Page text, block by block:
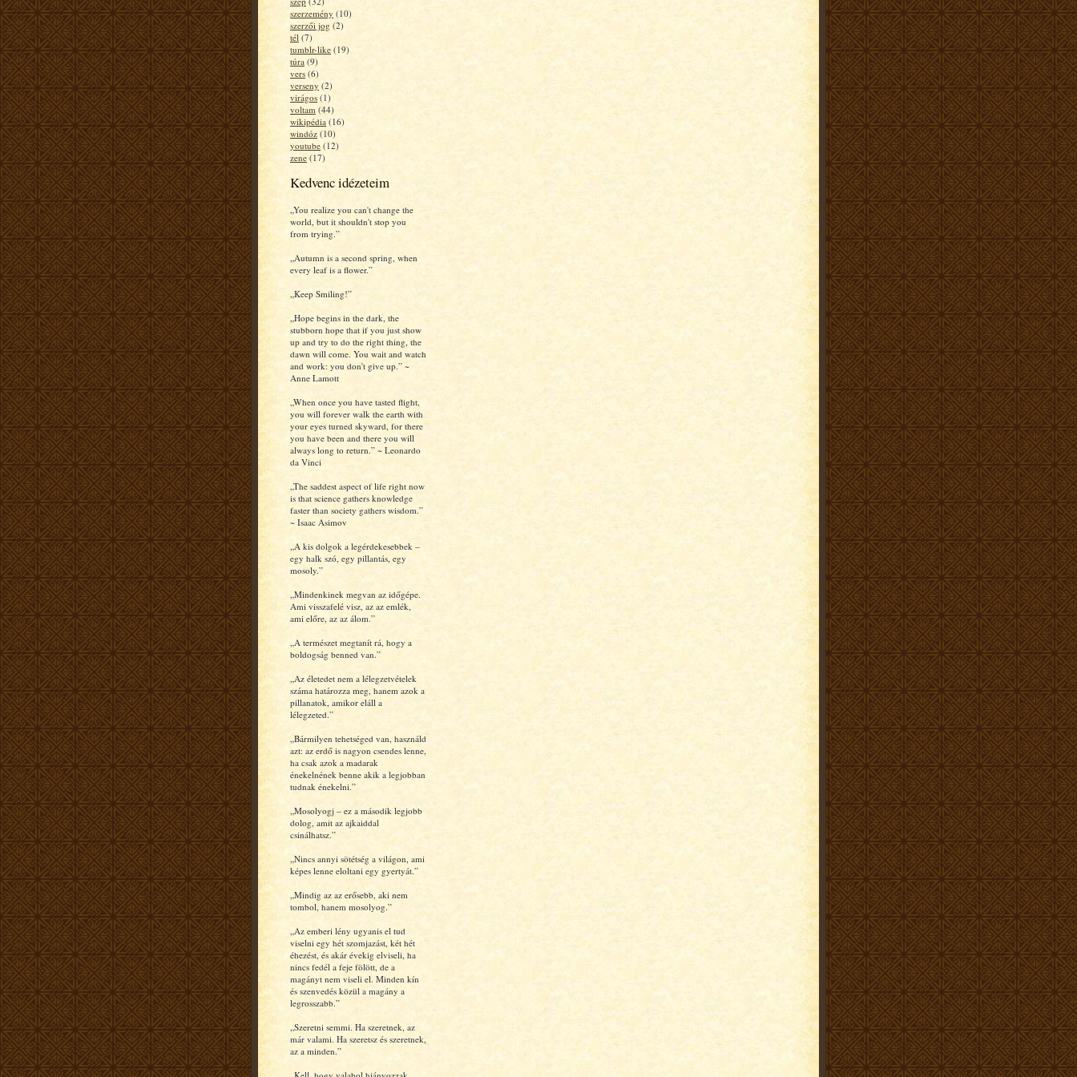
szerzemény (10)
szerzői jog (2)
tél (7)
tumblr-like (19)
túra (9)
vers (6)
verseny (2)
virágos (1)
voltam (44)
wikipédia (16)
windóz (10)
youtube (12)
zene (17)
Kedvenc idézeteim
„You realize you can't change the
world, but it shouldn't stop you
from trying.”
„Autumn is a second spring, when
every leaf is a flower.”
„Keep Smiling!”
„Hope begins in the dark, the
stubborn hope that if you just show
up and try to do the right thing, the
dawn will come. You wait and watch
and work: you don't give up.” ~
Anne Lamott
„When once you have tasted flight,
you will forever walk the earth with
your eyes turned skyward, for there
you have been and there you will
always long to return.” ~ Leonardo
da Vinci
„The saddest aspect of life right now
is that science gathers knowledge
faster than society gathers wisdom.”
~ Isaac Asimov
„A kis dolgok a legérdekesebbek –
egy halk szó, egy pillantás, egy
mosoly.”
„Mindenkinek megvan az időgépe.
Ami visszafelé visz, az az emlék,
ami előre, az az álom.”
„A természet megtanít rá, hogy a
boldogság benned van.”
„Az életedet nem a lélegzetvételek
száma határozza meg, hanem azok a
pillanatok, amikor eláll a
lélegzeted.”
„Bármilyen tehetséged van, használd
azt: az erdő is nagyon csendes lenne,
ha csak azok a madarak
énekelnének benne akik a legjobban
tudnak énekelni.”
„Mosolyogj – ez a második legjobb
dolog, amit az ajkaiddal
csinálhatsz.”
„Nincs annyi sötétség a világon, ami
képes lenne eloltani egy gyertyát.”
„Mindig az az erősebb, aki nem
tombol, hanem mosolyog.”
„Az emberi lény ugyanis el tud
viselni egy hét szomjazást, két hét
éhezést, és akár évekig elviseli, ha
nincs fedél a feje fölött, de a
magányt nem viseli el. Minden kín
és szenvedés közül a magány a
legrosszabb.”
„Szeretni semmi. Ha szeretnek, az
már valami. Ha szeretsz és szeretnek,
az a minden.”